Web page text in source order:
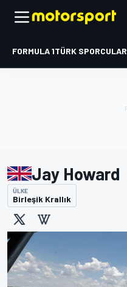
FORMULA 1TÜRK SPORCULAR
Jay Howard
ÜLKE
Birleşik Krallık